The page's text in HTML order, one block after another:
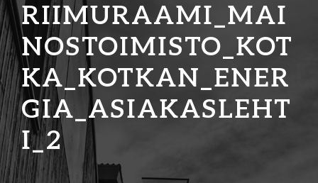
RIIMURAAMI_MAI
NOSTOIMISTO_KOT
KA_KOTKAN_ENER
GIA_ASIAKASLEHT
I_2